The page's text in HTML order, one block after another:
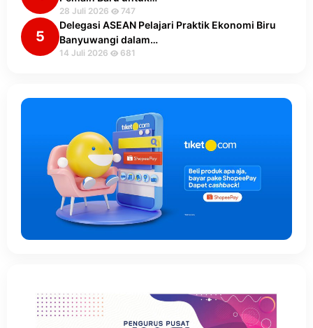
28 Juli 2026 747
5
Delegasi ASEAN Pelajari Praktik Ekonomi Biru
Banyuwangi dalam…
14 Juli 2026 681